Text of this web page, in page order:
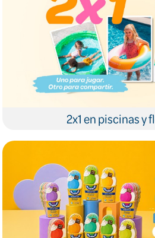
2x1 en piscinas y